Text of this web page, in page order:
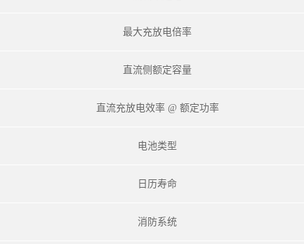
最大充放电倍率
直流侧额定容量
直流充放电效率 @ 额定功率
电池类型
日历寿命
消防系统